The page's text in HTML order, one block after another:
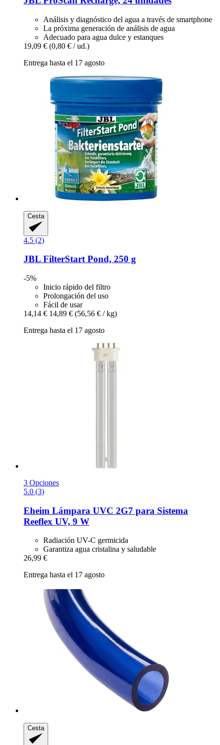
Análisis y diagnóstico del agua a través de smartphone
La próxima generación de análisis de agua
Adecuado para agua dulce y estanques
19,09 € (0,80 € / ud.)
Entrega hasta el 17 agosto
Cesta
4.5 (2)
JBL FilterStart Pond, 250 g
-5%
Inicio rápido del filtro
Prolongación del uso
Fácil de usar
14,14 € 14,89 € (56,56 € / kg)
Entrega hasta el 17 agosto
3 Opciones
5.0 (3)
Eheim Lámpara UVC 2G7 para Sistema
Reeflex UV, 9 W
Radiación UV-C germicida
Garantiza agua cristalina y saludable
26,99 €
Entrega hasta el 17 agosto
Cesta